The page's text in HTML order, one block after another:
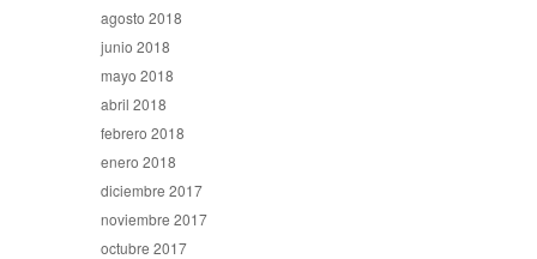
agosto 2018
junio 2018
mayo 2018
abril 2018
febrero 2018
enero 2018
diciembre 2017
noviembre 2017
octubre 2017